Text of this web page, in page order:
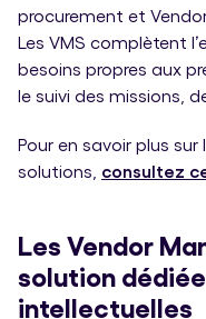
procurement et
Les VMS complètent
besoins propres aux
le suivi des missions,
Pour en savoir plus
solutions, consultez
Les Vendor
solution
intellectuelles